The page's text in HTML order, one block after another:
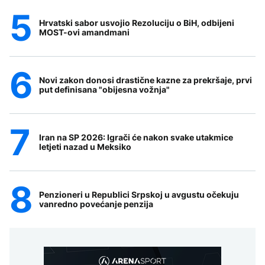
Hrvatski sabor usvojio Rezoluciju o BiH, odbijeni
MOST-ovi amandmani
Novi zakon donosi drastične kazne za prekršaje, prvi
put definisana "obijesna vožnja"
Iran na SP 2026: Igrači će nakon svake utakmice
letjeti nazad u Meksiko
Penzioneri u Republici Srpskoj u avgustu očekuju
vanredno povećanje penzija